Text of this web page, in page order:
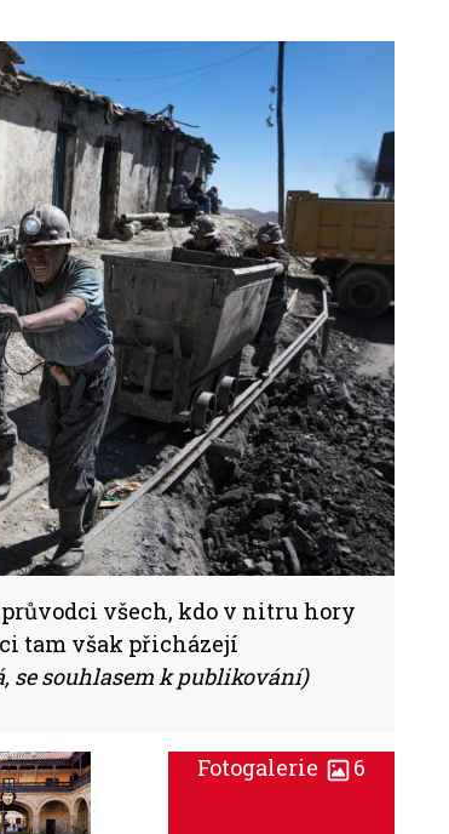
všech, kdo v nitru hory
tam však přicházejí
se souhlasem k publikování)
Fotogalerie 6